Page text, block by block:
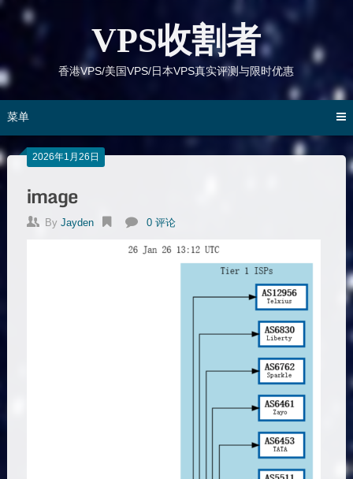
跳
VPS收割者
香港VPS/美国VPS/日本VPS真实评测与限时优惠
菜单
2026年1月26日
image
By Jayden 0 评论